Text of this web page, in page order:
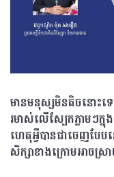
មានមនុស្សមិនតិចនោះ
រមាស់លើស្បែកភ្លាមៗក្
ហេតុអ្វីបានជាចេញបែប
សិក្សាខាងក្រោមអាចស្រ